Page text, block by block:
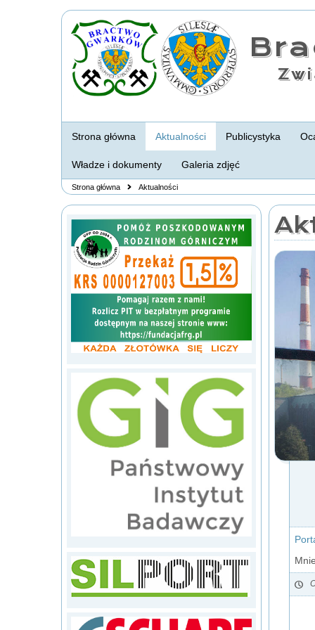
Strona główna Aktualności Publicystyka
Władze i dokumenty Galeria zdjęć
Strona główna Aktualności